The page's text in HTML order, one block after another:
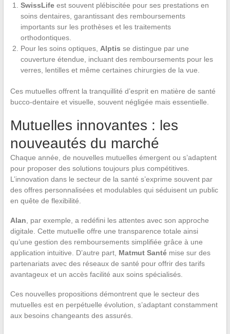
SwissLifeest souvent plébiscitée pour ses prestations en
soins dentaires, garantissant des remboursements
importants sur les prothèses et les traitements
orthodontiques.
Pour les soins optiques, Alptis se distingue par une
couverture étendue, incluant des remboursements pour les
verres, lentilles et même certaines chirurgies de la vue.
Ces mutuelles offrent la tranquillité d’esprit en matière de santé
bucco-dentaire et visuelle, souvent négligée mais essentielle.
Mutuelles innovantes : les
nouveautés du marché
Chaque année, de nouvelles mutuelles émergent ou s’adaptent
pour proposer des solutions toujours plus compétitives.
L’innovation dans le secteur de la santé s’exprime souvent par
des offres personnalisées et modulables qui séduisent un public
en quête de flexibilité.
Alan , par exemple, a redéfini les attentes avec son approche
digitale. Cette mutuelle offre une transparence totale ainsi
qu’une gestion des remboursements simplifiée grâce à une
application intuitive. D’autre part, Matmut Santémise sur des
partenariats avec des réseaux de santé pour offrir des tarifs
avantageux et un accès facilité aux soins spécialisés.
Ces nouvelles propositions démontrent que le secteur des
mutuelles est en perpétuelle évolution, s’adaptant constamment
aux besoins changeants des assurés.